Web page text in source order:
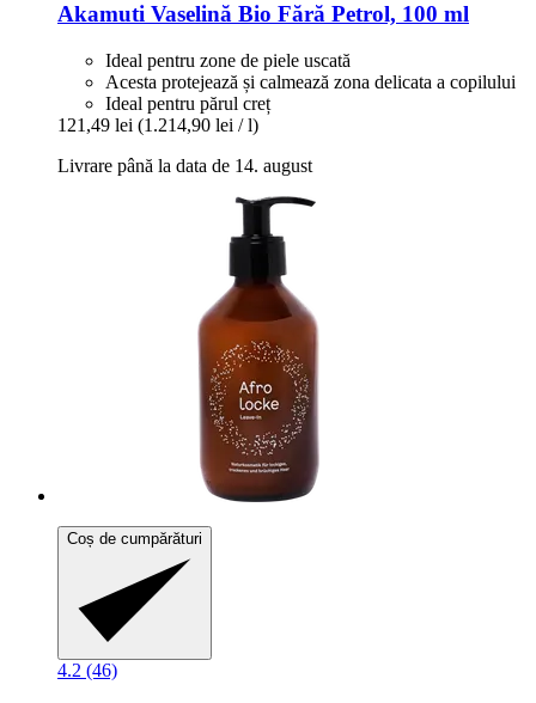
Akamuti Vaselină Bio Fără Petrol, 100 ml
Ideal pentru zone de piele uscată
Acesta protejează și calmează zona delicata a copilului
Ideal pentru părul creț
121,49 lei (1.214,90 lei / l)
Livrare până la data de 14. august
Coș de cumpărături
4.2 (46)